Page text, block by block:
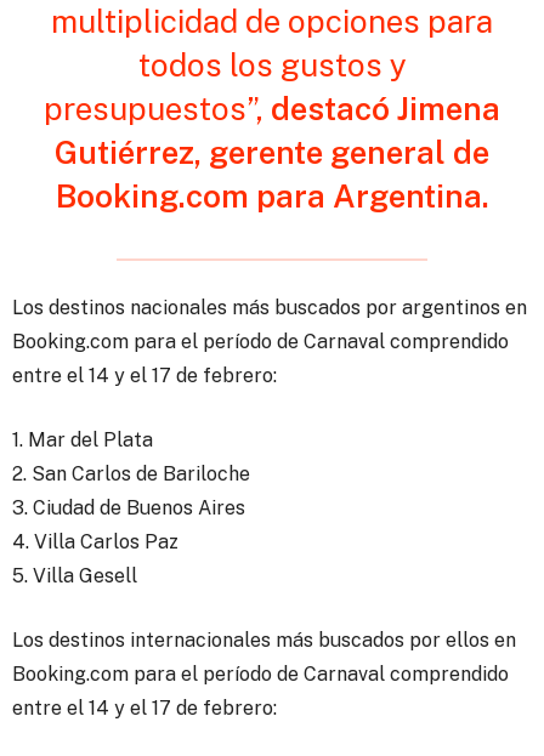
multiplicidad de opciones para
todos los gustos y
presupuestos”, destacó Jimena
Gutiérrez, gerente general de
Booking.com para Argentina.
Los destinos nacionales más buscados por argentinos en
Booking.com para el período de Carnaval comprendido
entre el 14 y el 17 de febrero:
1. Mar del Plata
2. San Carlos de Bariloche
3. Ciudad de Buenos Aires
4. Villa Carlos Paz
5. Villa Gesell
Los destinos internacionales más buscados por ellos en
Booking.com para el período de Carnaval comprendido
entre el 14 y el 17 de febrero: